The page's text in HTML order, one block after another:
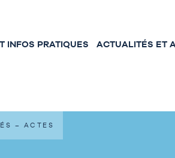
INFOS PRATIQUES ACTUALITÉS ET
– ACTES